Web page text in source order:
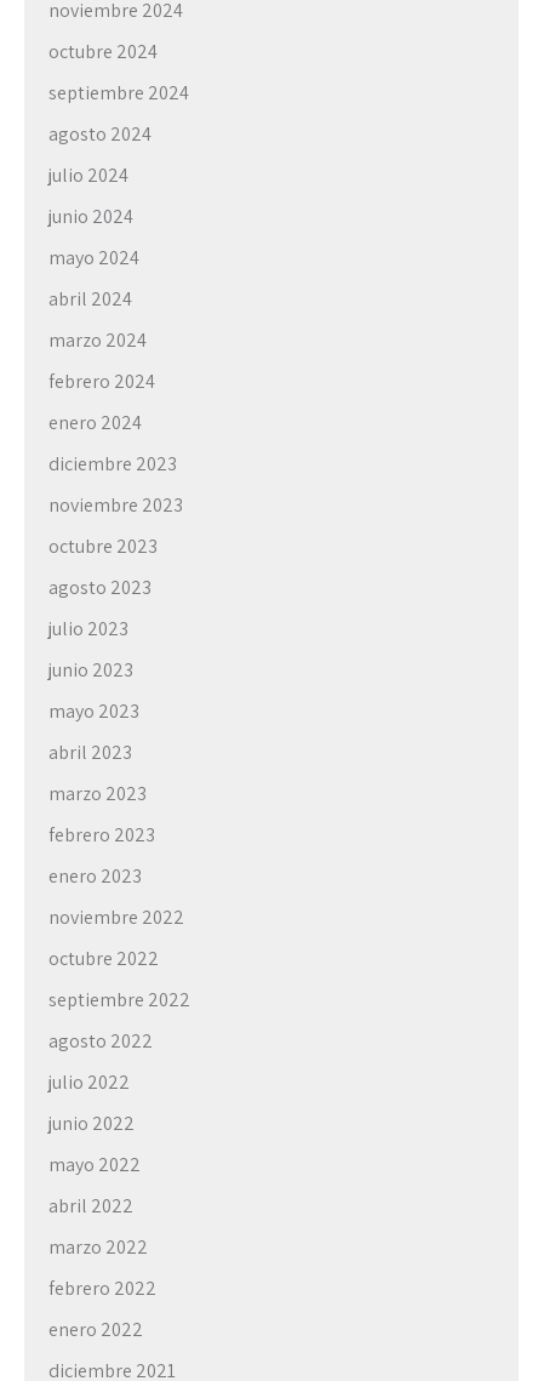
noviembre 2024
octubre 2024
septiembre 2024
agosto 2024
julio 2024
junio 2024
mayo 2024
abril 2024
marzo 2024
febrero 2024
enero 2024
diciembre 2023
noviembre 2023
octubre 2023
agosto 2023
julio 2023
junio 2023
mayo 2023
abril 2023
marzo 2023
febrero 2023
enero 2023
noviembre 2022
octubre 2022
septiembre 2022
agosto 2022
julio 2022
junio 2022
mayo 2022
abril 2022
marzo 2022
febrero 2022
enero 2022
diciembre 2021